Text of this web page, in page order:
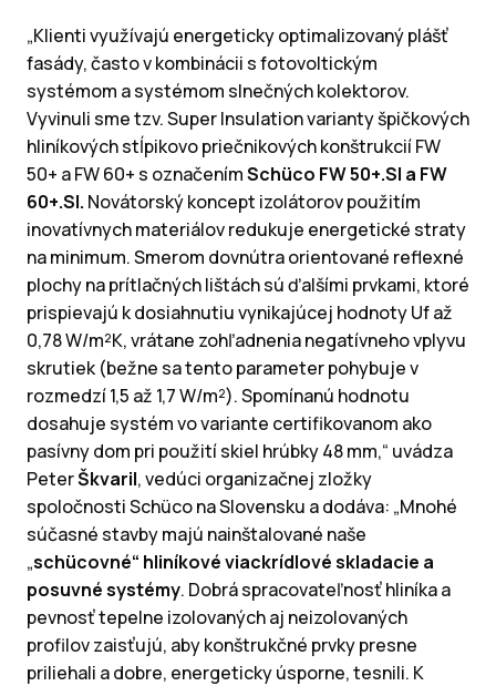
„Klienti využívajú energeticky optimalizovaný plášť
fasády, často v kombinácii s fotovoltickým
systémom a systémom slnečných kolektorov.
Vyvinuli sme tzv. Super Insulation varianty špičkových
hliníkových stĺpikovo priečnikových konštrukcií FW
50+ a FW 60+ s označenímSchüco FW 50+.SI a FW
60+.SI. Novátorský koncept izolátorov použitím
inovatívnych materiálov redukuje energetické straty
na minimum. Smerom dovnútra orientované reflexné
plochy na prítlačných lištách sú ďalšími prvkami, ktoré
prispievajú k dosiahnutiu vynikajúcej hodnoty Uf až
0,78 W/m²K, vrátane zohľadnenia negatívneho vplyvu
skrutiek (bežne sa tento parameter pohybuje v
rozmedzí 1,5 až 1,7 W/m²). Spomínanú hodnotu
dosahuje systém vo variante certifikovanom ako
pasívny dom pri použití skiel hrúbky 48 mm,“ uvádza
PeterŠkvaril, vedúci organizačnej zložky
spoločnosti Schüco na Slovensku a dodáva: „Mnohé
súčasné stavby majú nainštalované naše
„schücovné“ hliníkové viackrídlové skladacie a
posuvné systémy. Dobrá spracovateľnosť hliníka a
pevnosť tepelne izolovaných aj neizolovaných
profilov zaisťujú, aby konštrukčné prvky presne
priliehali a dobre, energeticky úsporne, tesnili. K